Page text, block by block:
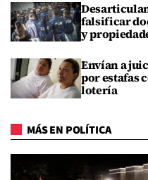
falsificar
y
Envían a
por estafas
lotería
MÁS EN POLÍTICA